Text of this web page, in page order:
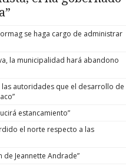
se haga cargo de administrar
la municipalidad hará abandono
autoridades que el desarrollo de
estancamiento”
el norte respecto a las
de Jeannette Andrade”